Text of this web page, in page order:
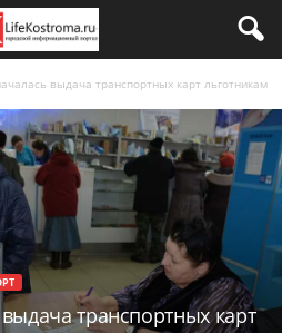
выдача транспортных карт льготникам
транспортных карт